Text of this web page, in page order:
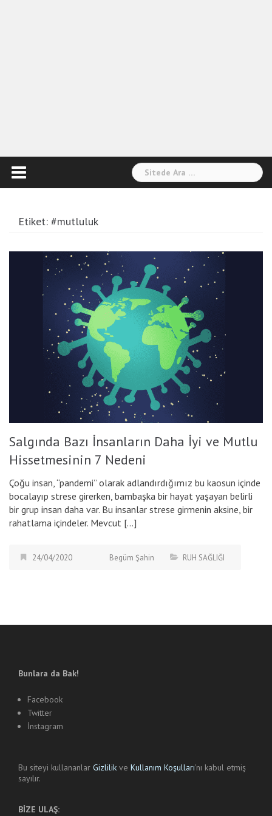
Arama:
Etiket: #mutluluk
Salgında Bazı İnsanların Daha İyi ve Mutlu
Hissetmesinin 7 Nedeni
Çoğu insan, “pandemi” olarak adlandırdığımız bu kaosun içinde
bocalayıp strese girerken, bambaşka bir hayat yaşayan belirli
bir grup insan daha var. Bu insanlar strese girmenin aksine, bir
rahatlama içindeler. Mevcut […]
24/04/2020 Begüm Şahin RUH SAĞLIĞI
Bunlara da Bak!
Facebook
Twitter
İnstagram
Bu siteyi kullananlar Gizlilik ve Kullanım Koşulları'nı kabul etmiş
sayılır.
BİZE ULAŞ: